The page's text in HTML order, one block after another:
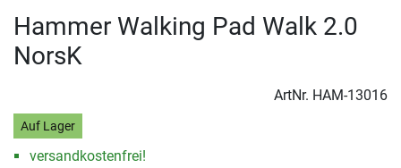
Hammer Walking Pad Walk 2.0
NorsK
ArtNr. HAM-13016
Auf Lager
versandkostenfrei!